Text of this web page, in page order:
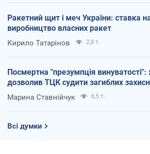
Ракетний щит і меч України: ставка
виробництво власних ракет
Кирило Татарінов 2,8 т.
Посмертна "презумпція винуватості":
дозволив ТЦК судити загиблих
Марина Ставнійчук 6,5 т.
Всі думки